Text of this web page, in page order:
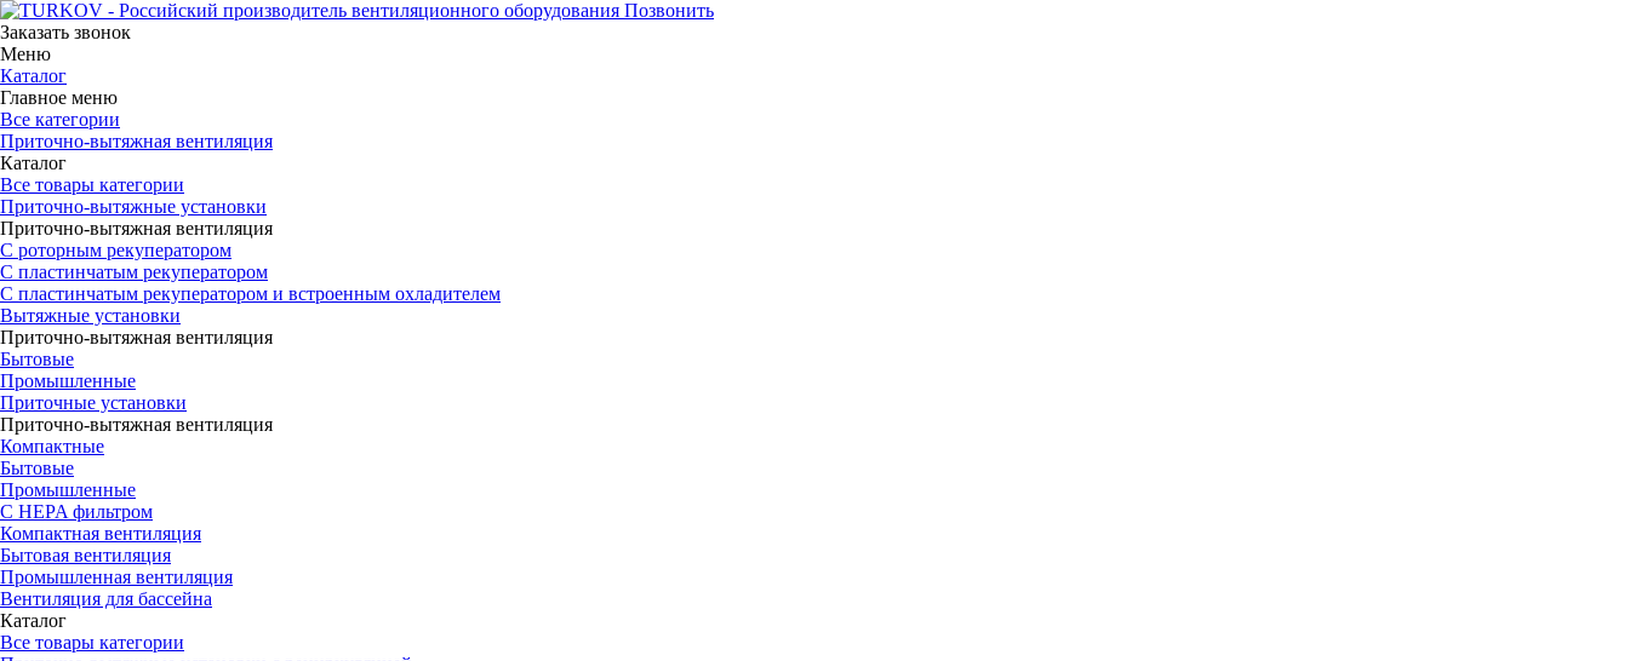
Позвонить
Заказать звонок
Меню
Каталог
Главное меню
Все категории
Приточно-вытяжная вентиляция
Каталог
Все товары категории
Приточно-вытяжные установки
Приточно-вытяжная вентиляция
С роторным рекуператором
С пластинчатым рекуператором
С пластинчатым рекуператором и встроенным охладителем
Вытяжные установки
Приточно-вытяжная вентиляция
Бытовые
Промышленные
Приточные установки
Приточно-вытяжная вентиляция
Компактные
Бытовые
Промышленные
С HEPA фильтром
Компактная вентиляция
Бытовая вентиляция
Промышленная вентиляция
Вентиляция для бассейна
Каталог
Все товары категории